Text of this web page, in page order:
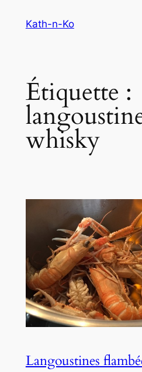
Kath-n-Ko
Étiquette :
whisky
Langoustines